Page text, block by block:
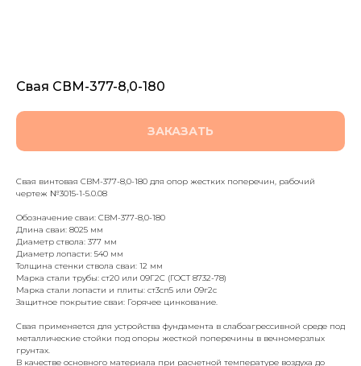
Свая СВМ-377-8,0-180
ЗАКАЗАТЬ
Свая винтовая СВМ-377-8,0-180 для опор жестких поперечин, рабочий
чертеж №3015-1-5.0.08
Обозначение сваи: СВМ-377-8,0-180
Длина сваи: 8025 мм
Диаметр ствола: 377 мм
Диаметр лопасти: 540 мм
Толщина стенки ствола сваи: 12 мм
Марка стали трубы: ст20 или 09Г2С (ГОСТ 8732-78)
Марка стали лопасти и плиты: ст3сп5 или 09г2с
Защитное покрытие сваи: Горячее цинкование.
Свая применяется для устройства фундамента в слабоагрессивной среде под
металлические стойки под опоры жесткой поперечины в вечномерзлых
грунтах.
В качестве основного материала при расчетной температуре воздуха до